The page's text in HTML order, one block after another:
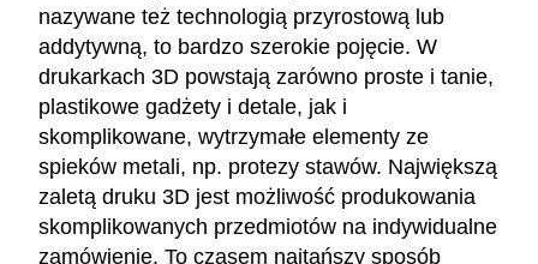
nazywane też technologią przyrostową lub
addytywną, to bardzo szerokie pojęcie. W
drukarkach 3D powstają zarówno proste i tanie,
plastikowe gadżety i detale, jak i
skomplikowane, wytrzymałe elementy ze
spieków metali, np. protezy stawów. Największą
zaletą druku 3D jest możliwość produkowania
skomplikowanych przedmiotów na indywidualne
zamówienie. To czasem najtańszy sposób